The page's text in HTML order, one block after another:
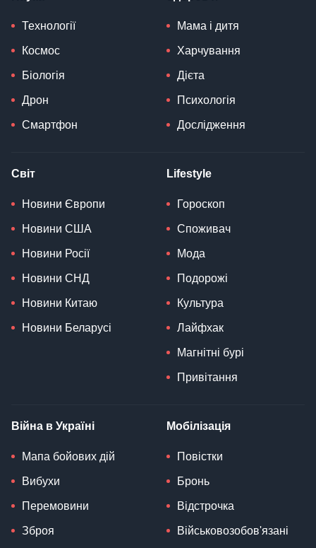
Технології
Космос
Біологія
Дрон
Смартфон
Мама і дитя
Харчування
Дієта
Психологія
Дослідження
Світ
Новини Європи
Новини США
Новини Росії
Новини СНД
Новини Китаю
Новини Беларусі
Lifestyle
Гороскоп
Споживач
Мода
Подорожі
Культура
Лайфхак
Магнітні бурі
Привітання
Війна в Україні
Мапа бойових дій
Вибухи
Перемовини
Зброя
Мобілізація
Повістки
Бронь
Відстрочка
Військовозобов'язані